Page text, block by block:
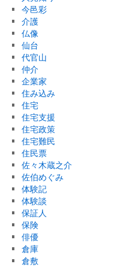
今邑彩
介護
仏像
仙台
代官山
仲介
企業家
住み込み
住宅
住宅支援
住宅政策
住宅難民
住民票
佐々木蔵之介
佐伯めぐみ
体験記
体験談
保証人
保険
俳優
倉庫
倉敷